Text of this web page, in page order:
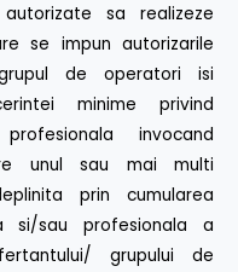
sa realizeze
se impun autorizarile
de operatori isi
minime privind
invocand
unul sau mai multi
prin cumularea
si/sau profesionala a
grupului de